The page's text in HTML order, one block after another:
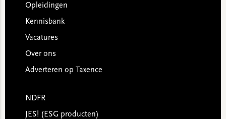
Opleidingen
Kennisbank
Vacatures
Over ons
Adverteren op Taxence
NDFR
JES! (ESG producten)